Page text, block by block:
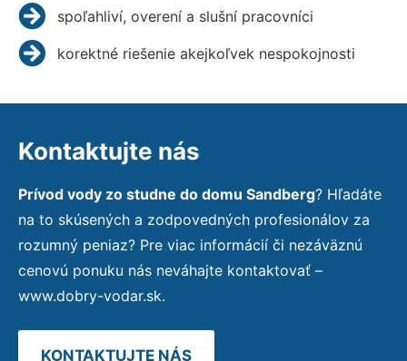
spoľahliví, overení a slušní pracovníci
korektné riešenie akejkoľvek nespokojnosti
Kontaktujte nás
Prívod vody zo studne do domu Sandberg? Hľadáte
na to skúsených a zodpovedných profesionálov za
rozumný peniaz? Pre viac informácií či nezáväznú
cenovú ponuku nás neváhajte kontaktovať –
www.dobry-vodar.sk.
KONTAKTUJTE NÁS